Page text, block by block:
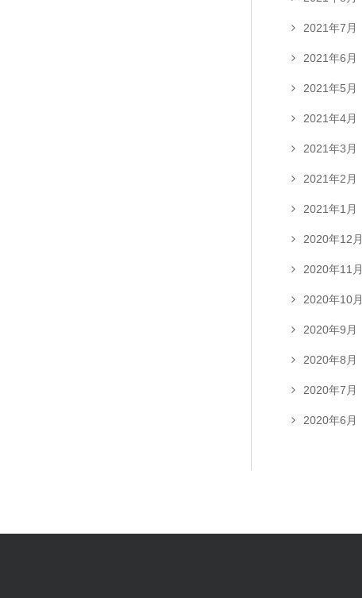
2021年7月
2021年6月
2021年5月
2021年4月
2021年3月
2021年2月
2021年1月
2020年12月
2020年11月
2020年10月
2020年9月
2020年8月
2020年7月
2020年6月